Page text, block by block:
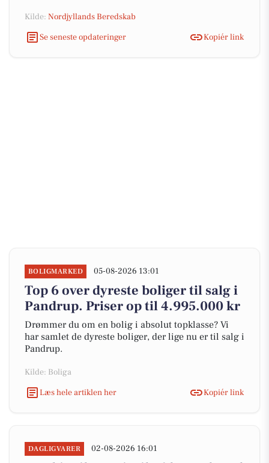
Kilde: Nordjyllands Beredskab
Se seneste opdateringer
Kopiér link
BOLIGMARKED 05-08-2026 13:01
Top 6 over dyreste boliger til salg i
Pandrup. Priser op til 4.995.000 kr
Drømmer du om en bolig i absolut topklasse? Vi
har samlet de dyreste boliger, der lige nu er til salg i
Pandrup.
Kilde: Boliga
Læs hele artiklen her
Kopiér link
DAGLIGVARER 02-08-2026 16:01